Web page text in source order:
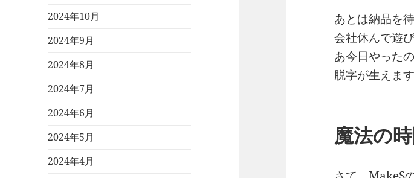
2024年10月
2024年9月
2024年8月
2024年7月
2024年6月
2024年5月
2024年4月
あとは納品を
会社休んで遊
あ今日やった
脱字が生えま
魔法の